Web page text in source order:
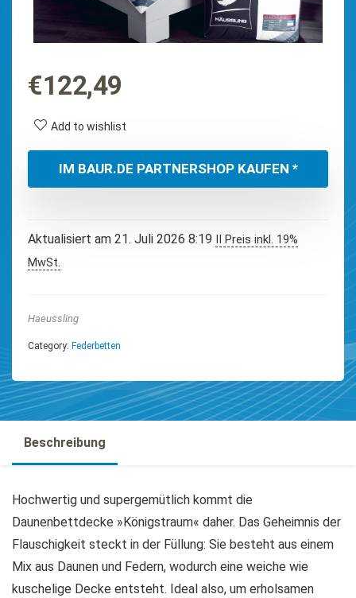
€122,49
Add to wishlist
IM BAUR.DE PARTNERSHOP KAUFEN *
Aktualisiert am 21. Juli 2026 8:19
II Preis inkl. 19%
MwSt.
Haeussling
Category: Federbetten
Beschreibung
Hochwertig und supergemütlich kommt die
Daunenbettdecke »Königstraum« daher. Das Geheimnis der
Flauschigkeit steckt in der Füllung: Sie besteht aus einem
Mix aus Daunen und Federn, wodurch eine weiche wie
kuschelige Decke entsteht. Ideal also, um erholsamen